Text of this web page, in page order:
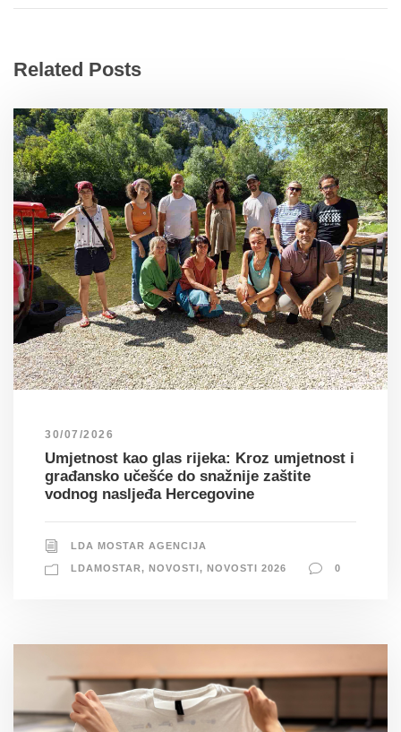
Related Posts
30/07/2026
Umjetnost kao glas rijeka: Kroz umjetnost i
građansko učešće do snažnije zaštite
vodnog nasljeđa Hercegovine
LDA MOSTAR AGENCIJA
LDAMOSTAR, NOVOSTI, NOVOSTI 2026 0